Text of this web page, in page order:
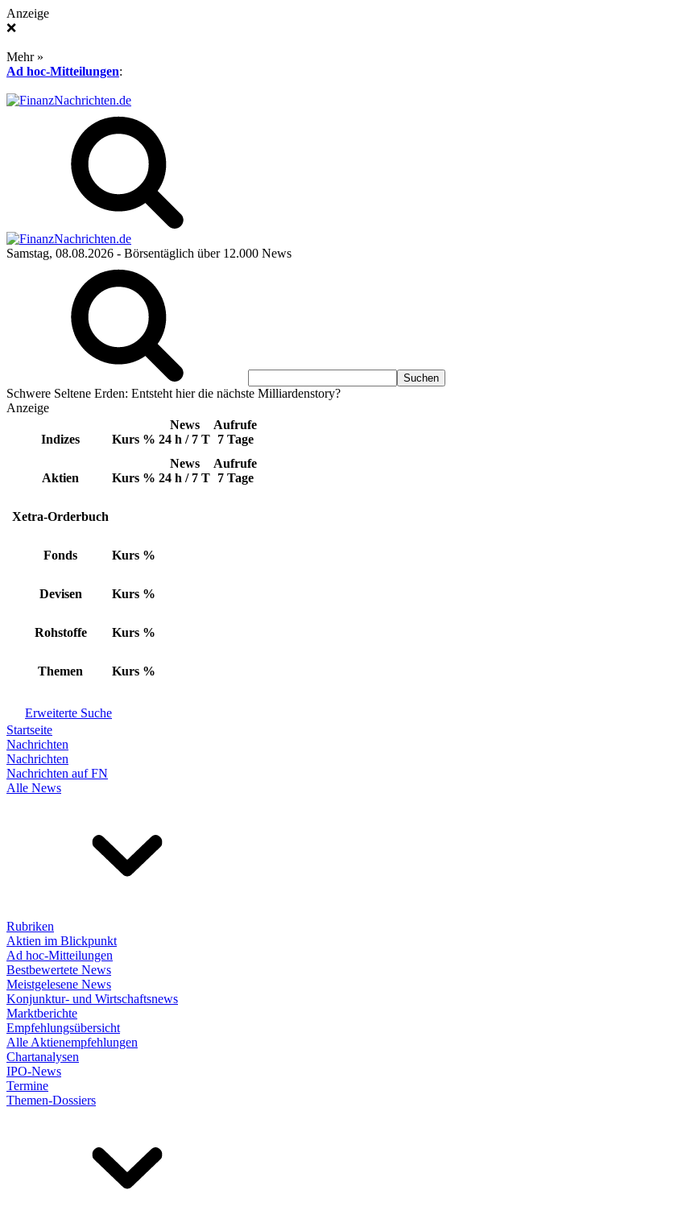
Anzeige
❌
Mehr »
Ad hoc-Mitteilungen:
Samstag, 08.08.2026 - Börsentäglich über 12.000 News
Schwere Seltene Erden: Entsteht hier die nächste Milliardenstory?
Anzeige
Indizes Kurs %
News
24 h / 7 T
Aufrufe
7 Tage
Aktien Kurs %
News
24 h / 7 T
Aufrufe
7 Tage
Xetra-Orderbuch
Fonds Kurs %
Devisen Kurs %
Rohstoffe Kurs %
Themen Kurs %
Erweiterte Suche
Startseite
Nachrichten
Nachrichten
Nachrichten auf FN
Alle News
Rubriken
Aktien im Blickpunkt
Ad hoc-Mitteilungen
Bestbewertete News
Meistgelesene News
Konjunktur- und Wirtschaftsnews
Marktberichte
Empfehlungsübersicht
Alle Aktienempfehlungen
Chartanalysen
IPO-News
Termine
Themen-Dossiers